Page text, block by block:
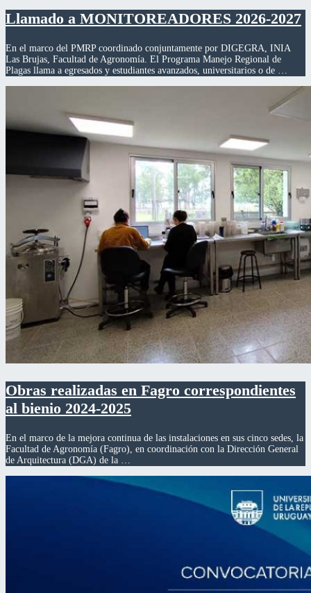
Llamado a MONITOREADORES 2026-2027
En el marco del PMRP coordinado conjuntamente por DIGEGRA, INIA
Las Brujas, Facultad de Agronomía. El Programa Manejo Regional de
Plagas llama a egresados y estudiantes avanzados, universitarios o de …
Obras realizadas en Fagro correspondientes
al bienio 2024-2025
En el marco de la mejora continua de las instalaciones en sus cinco sedes, la
Facultad de Agronomía (Fagro), en coordinación con la Dirección General
de Arquitectura (DGA) de la …